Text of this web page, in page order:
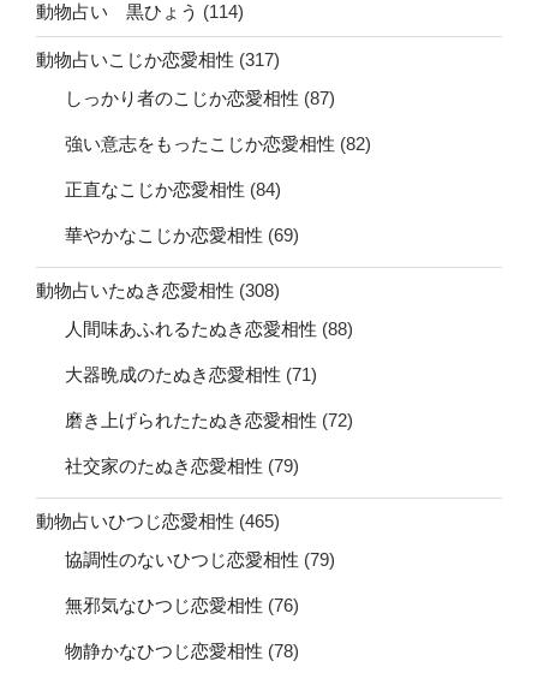
動物占い 黒ひょう (114)
動物占いこじか恋愛相性 (317)
しっかり者のこじか恋愛相性 (87)
強い意志をもったこじか恋愛相性 (82)
正直なこじか恋愛相性 (84)
華やかなこじか恋愛相性 (69)
動物占いたぬき恋愛相性 (308)
人間味あふれるたぬき恋愛相性 (88)
大器晩成のたぬき恋愛相性 (71)
磨き上げられたたぬき恋愛相性 (72)
社交家のたぬき恋愛相性 (79)
動物占いひつじ恋愛相性 (465)
協調性のないひつじ恋愛相性 (79)
無邪気なひつじ恋愛相性 (76)
物静かなひつじ恋愛相性 (78)